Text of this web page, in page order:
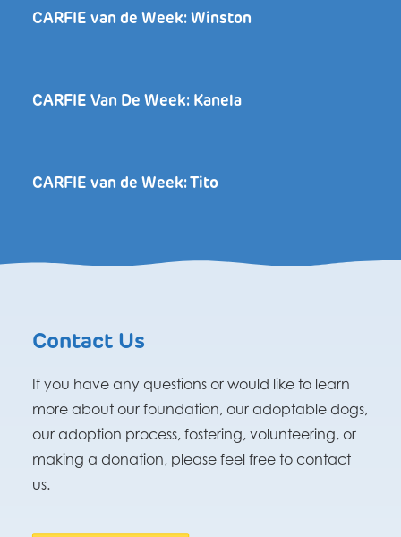
CARFIE van de Week: Winston
CARFIE Van De Week: Kanela
CARFIE van de Week: Tito
Contact Us
If you have any questions or would like to learn
more about our foundation, our adoptable dogs,
our adoption process, fostering, volunteering, or
making a donation, please feel free to contact
us.